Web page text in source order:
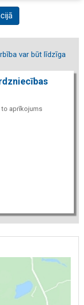
var būt līdzīga
to aprīkojums